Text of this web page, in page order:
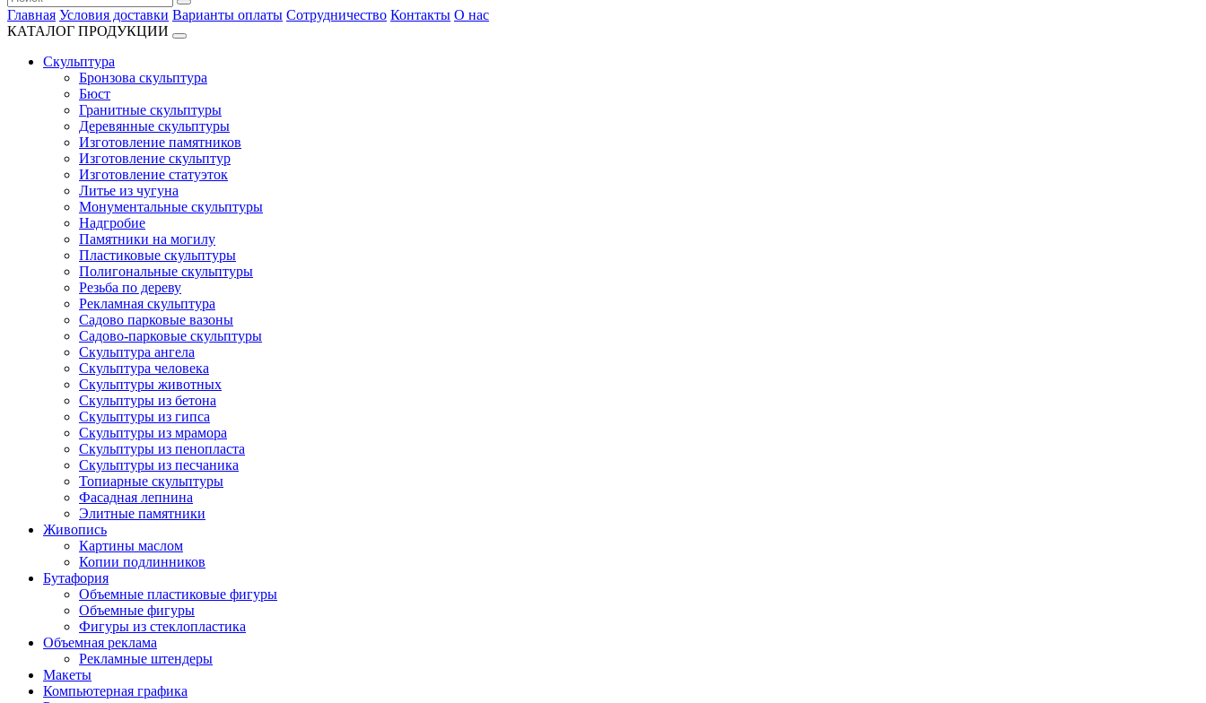
Главная Условия доставки Варианты оплаты Сотрудничество Контакты О нас
КАТАЛОГ ПРОДУКЦИИ
Скульптура
Бронзова скульптура
Бюст
Гранитные скульптуры
Деревянные скульптуры
Изготовление памятников
Изготовление скульптур
Изготовление статуэток
Литье из чугуна
Монументальные скульптуры
Надгробие
Памятники на могилу
Пластиковые скульптуры
Полигональные скульптуры
Резьба по дереву
Рекламная скульптура
Садово парковые вазоны
Садово-парковые скульптуры
Скульптура ангела
Скульптура человека
Скульптуры животных
Скульптуры из бетона
Скульптуры из гипса
Скульптуры из мрамора
Скульптуры из пенопласта
Скульптуры из песчаника
Топиарные скульптуры
Фасадная лепнина
Элитные памятники
Живопись
Картины маслом
Копии подлинников
Бутафория
Объемные пластиковые фигуры
Объемные фигуры
Фигуры из стеклопластика
Объемная реклама
Рекламные штендеры
Макеты
Компьютерная графика